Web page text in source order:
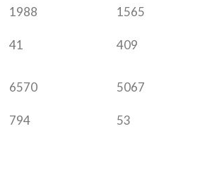
1988
41
1565
409
6570
794
5067
53